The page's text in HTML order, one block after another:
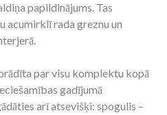
papildinājums. Tas
acumirklī rada greznu un
par visu komplektu kopā
gadījumā
arī atsevišķi: spogulis –